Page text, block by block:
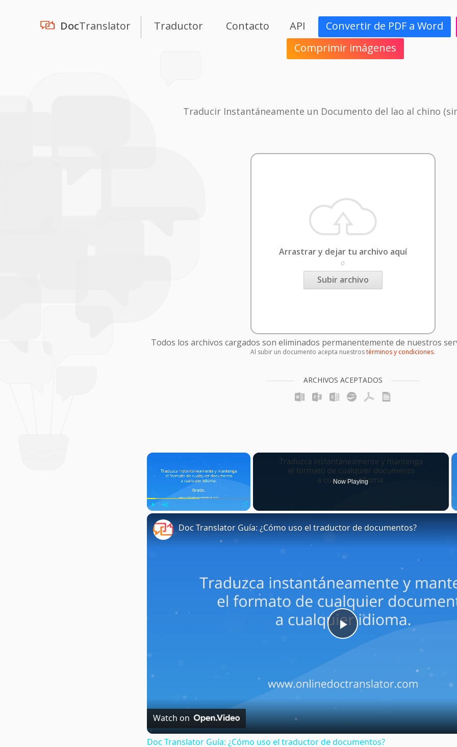
DocTranslator Traductor Contacto API
Convertir de PDF a Word
Comprimir imágenes
Traducir Instantáneamente un Documento del lao al chino
Arrastrar y dejar tu archivo aquí
o
Subir archivo
Todos los archivos cargados son eliminados permanentemente de nuestros
Al subir un documento acepta nuestrostérminos y condiciones.
ARCHIVOS ACEPTADOS
×
Now Playing
Play
Doc Translator Guía: ¿Cómo uso el traductor de documentos?
Watch on
Doc Translator Guía: ¿Cómo uso el traductor de documentos?